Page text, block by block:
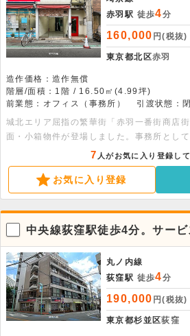
赤羽駅 徒歩4分
160,000 円(税抜)
東京都北区赤羽
造作価格：造作無償
階層/面積：1階 / 16.50㎡(4.99坪)
前業態：オフィス（事務所）
引渡状態：
城北エリア屈指の繁華街「赤羽一番街商店
面・小箱物件が登場しました。事務所とし
ゼーション、物販、各種サービス店舗にお
地で勝負したいスタートアップの方、必見
の第一歩を踏み出してみませんか？人気エ
合わせください。
7 人がお気に入り登録し
お気に入り登録
中央線荻窪駅徒歩4分。サー
店舗。
丸ノ内線
荻窪駅 徒歩4分
190,000 円(税抜)
東京都杉並区荻窪